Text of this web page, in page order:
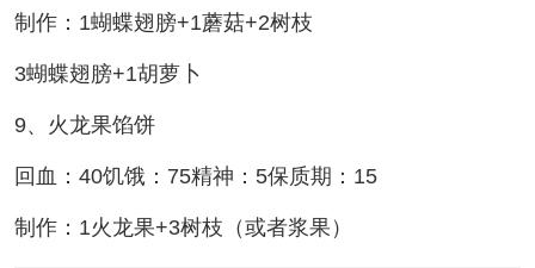
制作：1蝴蝶翅膀+1蘑菇+2树枝
3蝴蝶翅膀+1胡萝卜
9、火龙果馅饼
回血：40饥饿：75精神：5保质期：15
制作：1火龙果+3树枝（或者浆果）